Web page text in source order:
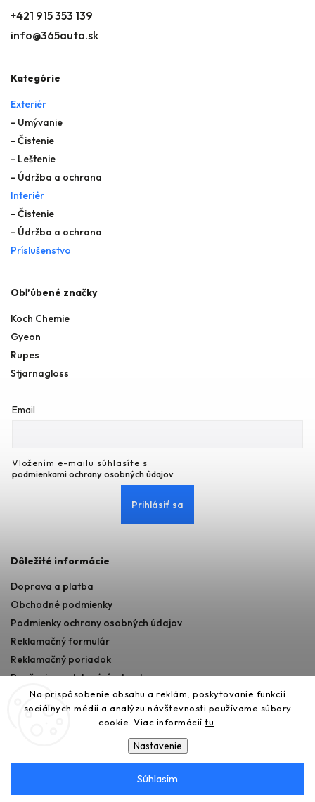
Na prispôsobenie obsahu a reklám, poskytovanie funkcií
sociálnych médií a analýzu návštevnosti používame súbory
cookie. Viac informáciítu
Nastavenie
Súhlasím
+421 915 353 139
info@365auto.sk
Kategórie
Exteriér
- Umývanie
- Čistenie
- Leštenie
- Údržba a ochrana
Interiér
- Čistenie
- Údržba a ochrana
Príslušenstvo
Obľúbené značky
Koch Chemie
Gyeon
Rupes
Stjarnagloss
Email
Vložením e-mailu súhlasíte s
podmienkami ochrany osobných údajov
Prihlásiť sa
Dôležité informácie
Doprava a platba
Obchodné podmienky
Podmienky ochrany osobných údajov
Reklamačný formulár
Reklamačný poriadok
Poučenie o odstupéní od zmluvy
Copyright 2026365AUTO. Všetky práva vyhradené.